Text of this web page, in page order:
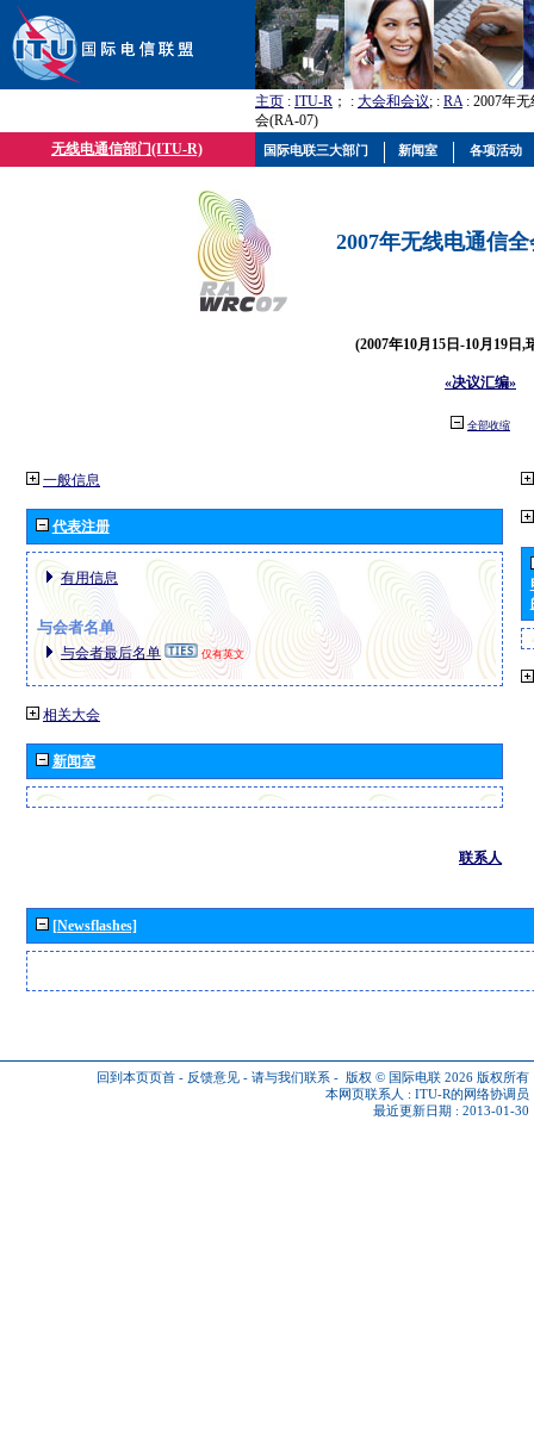
主页 : ITU-R ； : 大会和会议; : RA: 2007年
会(RA-07)
无线电通信部门(ITU-R)
2007年无线电通信
(2007年10月15日-10月19日,
«决议汇编»
全部收缩
一般信息
代表注册
有用信息
与会者名单
与会者最后名单 仅有英文
相关大会
新闻室
联系人
[Newsflashes]
回到本页页首 - 反馈意见 - 请与我们联系 - 版权 © 国际电联 2026 版权所有
本网页联系人 : ITU-R的网络协调员
最近更新日期 : 2013-01-30
国际电联三大部门 新闻室 各项活动